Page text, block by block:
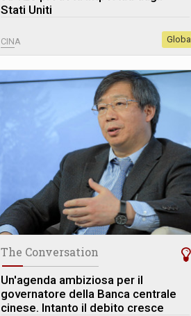
Stati Uniti
CINA Global
The Conversation
Un'agenda ambiziosa per il
governatore della Banca centrale
cinese. Intanto il debito cresce